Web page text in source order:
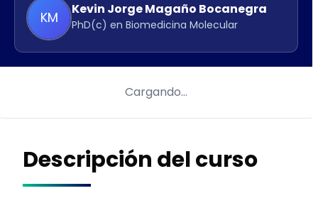
Descripción del curso
KM Kevin JorgeMagaño Bocanegra
PhD(c) en Biomedicina Molecular
Cargando…